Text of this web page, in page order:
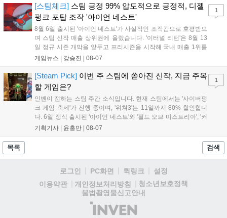
17일까지 이어지는 이번 행사는 신규 세트 체험과 공연 등 다양한 즐길
거리를 제공하며, 이후 현대백화점 판교점에서도 행사가 이어질 예정입
니다. 연말에는 라스베이거스 오픈이 개최됩니다....
[스팀체크] 스팀 긍정 99% 압도적으로 긍정적, 디젤
펑크 포탑 조작 '아이언 네스트'
8월 6일 출시된 '아이언 네스트'가 사실적인 조작감으로 호평받으
며 스팀 신작 매출 상위권에 올랐습니다. '이터널 리턴'은 8월 13
일 정규 시즌 개막을 앞두고 프리시즌을 시작해 국내 매출 1위를
기록했습니다. 25주년을 맞은 '고스트 리콘' 시리즈는 8월 6일 쇼
'마블 투혼: 파이팅 소울즈'와 레트로 수리 시뮬레이션 '리스토
리'도 스팀에 정식 출시되었습니다....
게임뉴스 | 강승진 | 08-07
1
[Steam Pick] 이번 주 스팀에 쏟아진 신작, 지금 주목
할 게임은?
인벤이 전하는 스팀 주간 소식입니다. 현재 스팀에서는 '사이버펑
크 게임 축제'가 진행 중이며, '위쳐3'는 11일까지 80% 할인합니
다. 6일 정식 출시된 '아이언 네스트'와 '필드 오브 미스트리아', '커
세어 코브'가 호평받고 있습니다. 한편, 7일 출시된 '마블 투혼'은
다. 유비소프트의 '고스트리콘: 와일드랜드'는 7년 만의 대규모 업
기획기사 | 윤홍만 | 08-07
1
목록 검색
로그인 PC화면 퀵링크
설정
이용약관
개인정보처리방침
청소년보호정책
불법촬영물신고안내
(주)